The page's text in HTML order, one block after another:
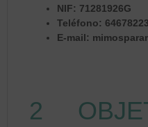
NIF: 71281926G
Teléfono:
E-mail:
2